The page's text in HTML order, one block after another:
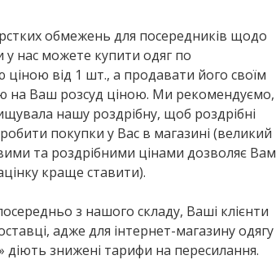
обмежень для посередників щодо
нас можете купити одяг по
від 1 шт., а продавати його своїм
на Ваш розсуд ціною. Ми рекомендуємо,
нашу роздрібну, щоб роздрібні
робити покупки у Вас в магазині (великий
та роздрібними цінами дозволяє Вам
краще ставити).
з нашого складу, Ваші клієнти
адже для інтернет-магазину одягу
знижені тарифи на пересилання.